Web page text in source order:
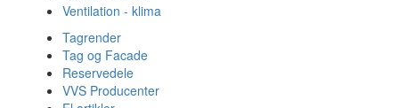
Ventilation - klima
Tagrender
Tag og Facade
Reservedele
VVS Producenter